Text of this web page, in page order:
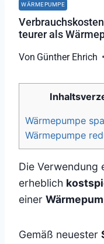
WÄRMEPUMPE
teurer als
Von Günther Ehrich
Wärmepumpe
Wärmepumpe
Die Verwendung
erheblich
einer
Gemäß neuester